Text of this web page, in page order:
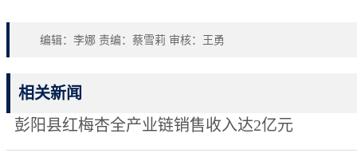
编辑：李娜 责编：蔡雪莉 审核：王勇
相关新闻
彭阳县红梅杏全产业链销售收入达2亿元